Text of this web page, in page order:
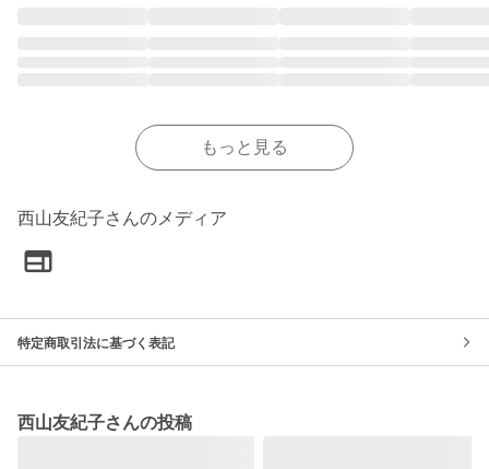
もっと見る
西山友紀子さんのメディア
特定商取引法に基づく表記
西山友紀子さんの投稿